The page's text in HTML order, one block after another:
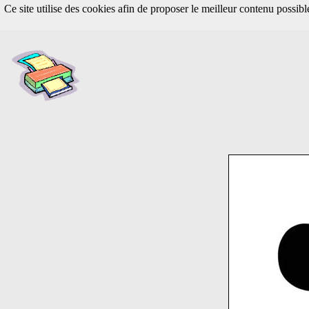
Ce site utilise des cookies afin de proposer le meilleur contenu